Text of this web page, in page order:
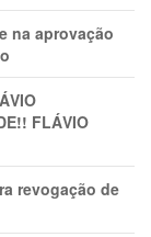
na aprovação
FLÁVIO
revogação de